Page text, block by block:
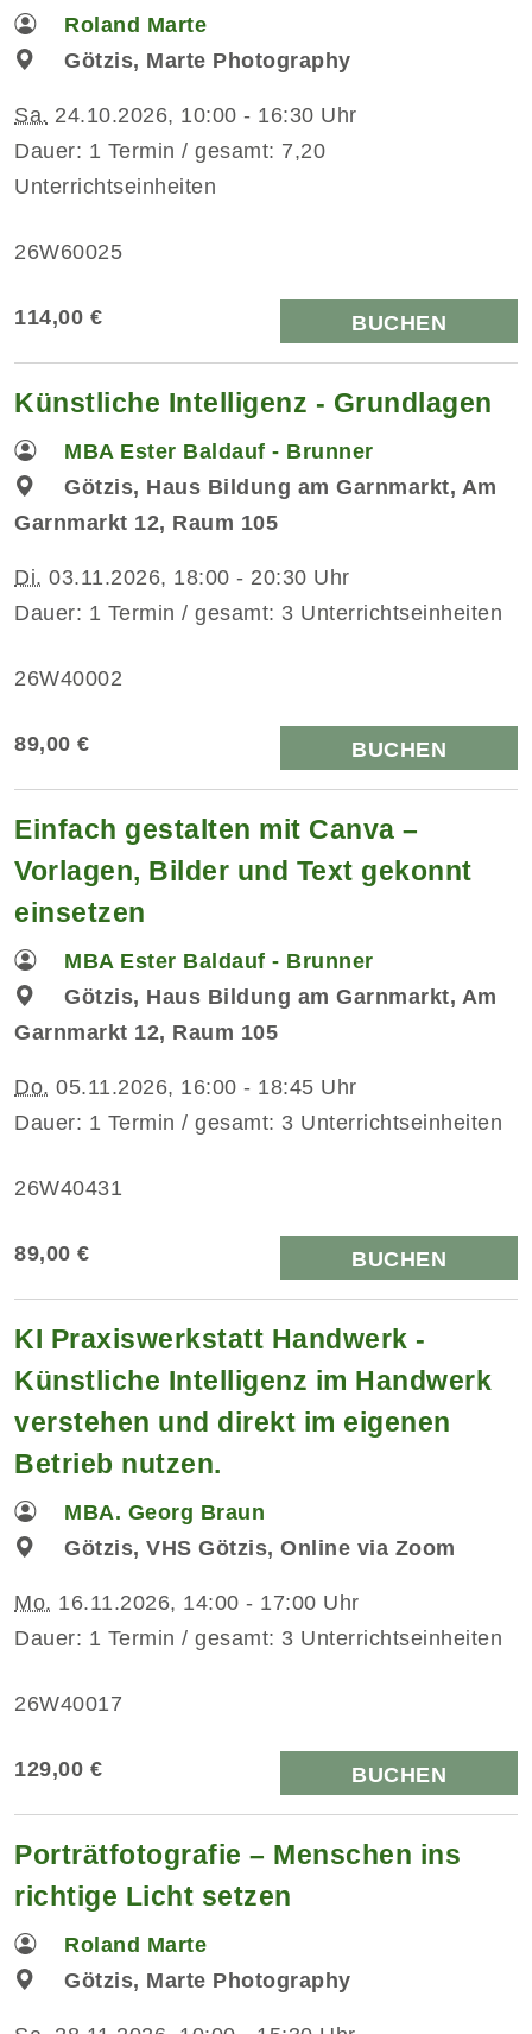
Roland Marte
Götzis, Marte Photography
Sa. 24.10.2026, 10:00 - 16:30 Uhr
Dauer: 1 Termin / gesamt: 7,20
Unterrichtseinheiten
26W60025
114,00 € BUCHEN
Künstliche Intelligenz - Grundlagen
MBA Ester Baldauf - Brunner
Götzis, Haus Bildung am Garnmarkt, Am
Garnmarkt 12, Raum 105
Di. 03.11.2026, 18:00 - 20:30 Uhr
Dauer: 1 Termin / gesamt: 3 Unterrichtseinheiten
26W40002
89,00 € BUCHEN
Einfach gestalten mit Canva –
Vorlagen, Bilder und Text gekonnt
einsetzen
MBA Ester Baldauf - Brunner
Götzis, Haus Bildung am Garnmarkt, Am
Garnmarkt 12, Raum 105
Do. 05.11.2026, 16:00 - 18:45 Uhr
Dauer: 1 Termin / gesamt: 3 Unterrichtseinheiten
26W40431
89,00 € BUCHEN
KI Praxiswerkstatt Handwerk -
Künstliche Intelligenz im Handwerk
verstehen und direkt im eigenen
Betrieb nutzen.
MBA. Georg Braun
Götzis, VHS Götzis, Online via Zoom
Mo. 16.11.2026, 14:00 - 17:00 Uhr
Dauer: 1 Termin / gesamt: 3 Unterrichtseinheiten
26W40017
129,00 € BUCHEN
Porträtfotografie – Menschen ins
richtige Licht setzen
Roland Marte
Götzis, Marte Photography